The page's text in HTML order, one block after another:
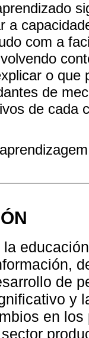
a
com a
o que
de
de cada
de
y
en